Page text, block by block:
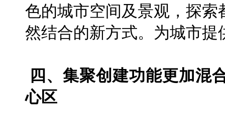
色的城市空间及景观，探
然结合的新方式。为城市
四、集聚创建功能更加混
心区